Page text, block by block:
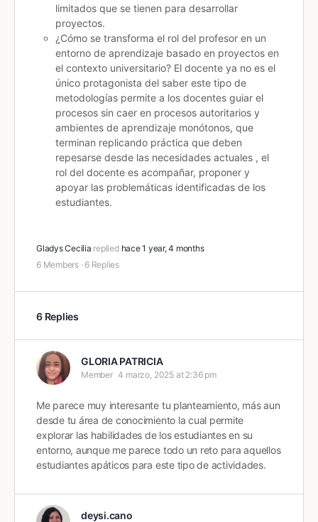
limitados que se tienen para desarrollar
proyectos.
¿Cómo se transforma el rol del profesor en un
entorno de aprendizaje basado en proyectos en
el contexto universitario? El docente ya no es el
único protagonista del saber este tipo de
metodologías permite a los docentes guiar el
procesos sin caer en procesos autoritarios y
ambientes de aprendizaje monótonos, que
terminan replicando práctica que deben
repesarse desde las necesidades actuales , el
rol del docente es acompañar, proponer y
apoyar las problemáticas identificadas de los
estudiantes.
Gladys Cecilia replied hace 1 year, 4 months
6 Members · 6 Replies
6 Replies
GLORIA PATRICIA
Member 4 marzo, 2025 at 2:36 pm
Me parece muy interesante tu planteamiento, más aun
desde tu área de conocimiento la cual permite
explorar las habilidades de los estudiantes en su
entorno, aunque me parece todo un reto para aquellos
estudiantes apáticos para este tipo de actividades.
deysi.cano